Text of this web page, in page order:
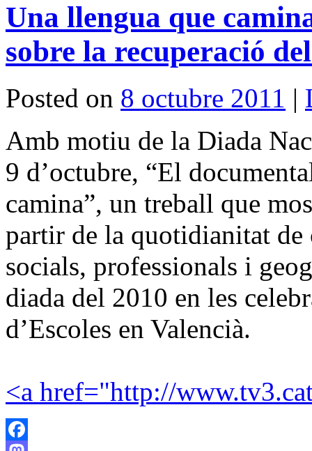
Una llengua que
sobre la recuperació
Posted on 8 octubre 2011 |
Amb motiu de la Diada
9 d’octubre, “El
camina”, un treball que
partir de la quotidianitat de
socials, professionals i
diada del 2010 en les
d’Escoles en Valencià.
<a href="http://